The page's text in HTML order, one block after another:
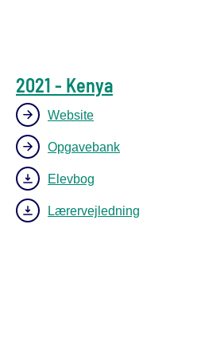
2021 - Kenya
Website
Opgavebank
Elevbog
Lærervejledning